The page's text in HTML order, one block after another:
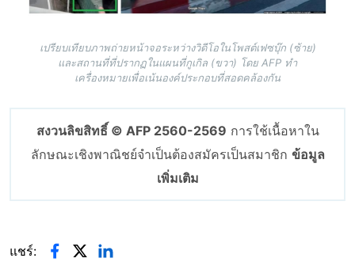
เปรียบเทียบภาพถ่ายหน้าจอระหว่างวิดีโอในโพสต์เฟซบุ๊ก (ซ้าย)
และสถานที่ที่ปรากฏในแผนที่กูเกิล (ขวา) โดย AFP ทำ
เครื่องหมายเพื่อเน้นองค์ประกอบที่สอดคล้องกัน
สงวนลิขสิทธิ์ © AFP 2560-2569 การใช้เนื้อหาใน
ลักษณะเชิงพาณิชย์จำเป็นต้องสมัครเป็นสมาชิก ข้อมูล
เพิ่มเติม
แชร์: